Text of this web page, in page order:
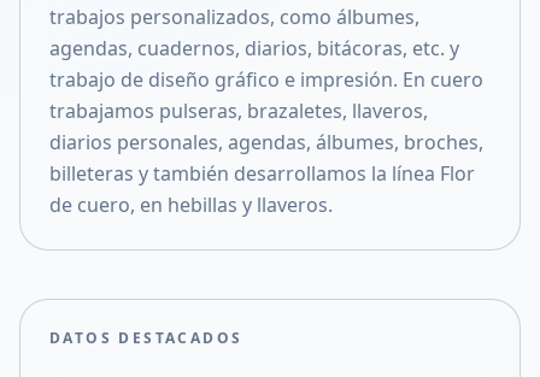
trabajos personalizados, como álbumes,
agendas, cuadernos, diarios, bitácoras, etc. y
trabajo de diseño gráfico e impresión. En cuero
trabajamos pulseras, brazaletes, llaveros,
diarios personales, agendas, álbumes, broches,
billeteras y también desarrollamos la línea Flor
de cuero, en hebillas y llaveros.
DATOS DESTACADOS